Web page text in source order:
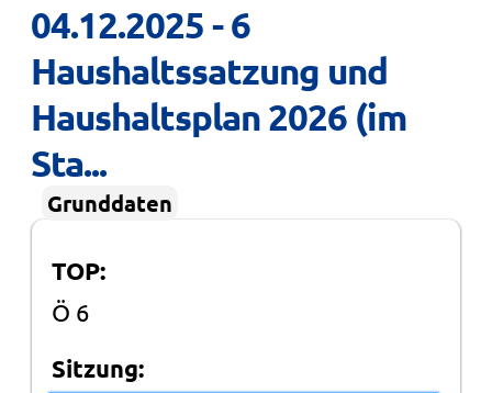
04.12.2025 - 6
Haushaltssatzung und
Haushaltsplan 2026 (im
Sta...
Grunddaten
TOP:
Ö 6
Sitzung: